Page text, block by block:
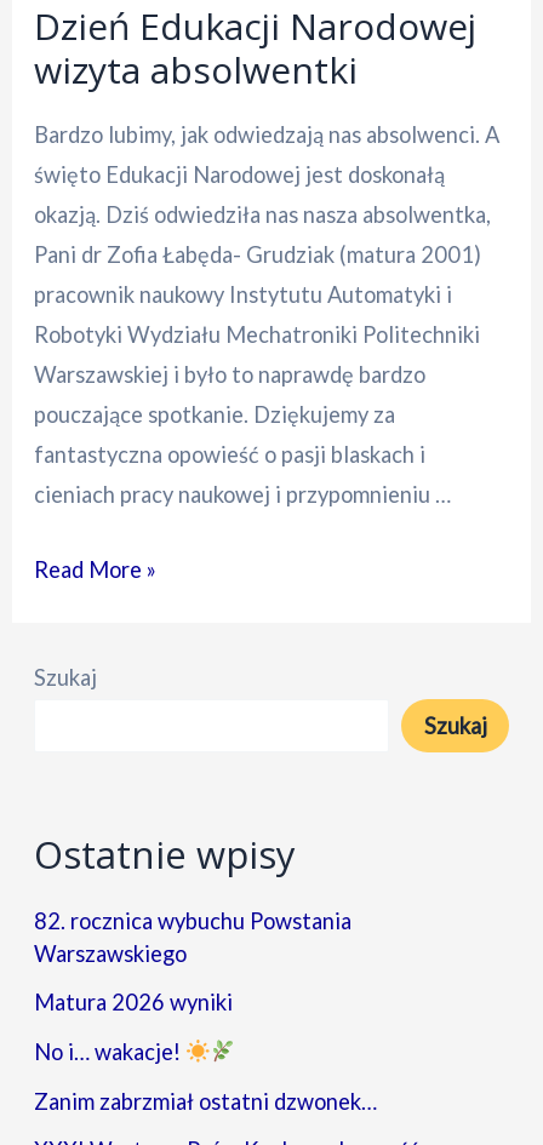
Dzień Edukacji Narodowej
wizyta absolwentki
Bardzo lubimy, jak odwiedzają nas absolwenci. A
święto Edukacji Narodowej jest doskonałą
okazją. Dziś odwiedziła nas nasza absolwentka,
Pani dr Zofia Łabęda- Grudziak (matura 2001)
pracownik naukowy Instytutu Automatyki i
Robotyki Wydziału Mechatroniki Politechniki
Warszawskiej i było to naprawdę bardzo
pouczające spotkanie. Dziękujemy za
fantastyczna opowieść o pasji blaskach i
cieniach pracy naukowej i przypomnieniu …
Dzień
wizyta
Read More »
Szukaj
Szukaj
Ostatnie wpisy
82. rocznica wybuchu Powstania
Warszawskiego
Matura 2026 wyniki
No i… wakacje!
Zanim zabrzmiał ostatni dzwonek…